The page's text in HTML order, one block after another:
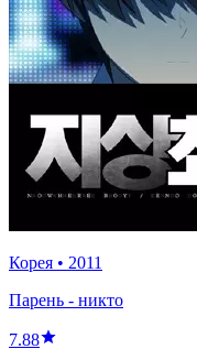
Корея • 2011
Парень - никто
7.88